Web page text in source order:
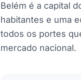
Belém é a capital
habitantes e uma
todos os portes
mercado nacional.